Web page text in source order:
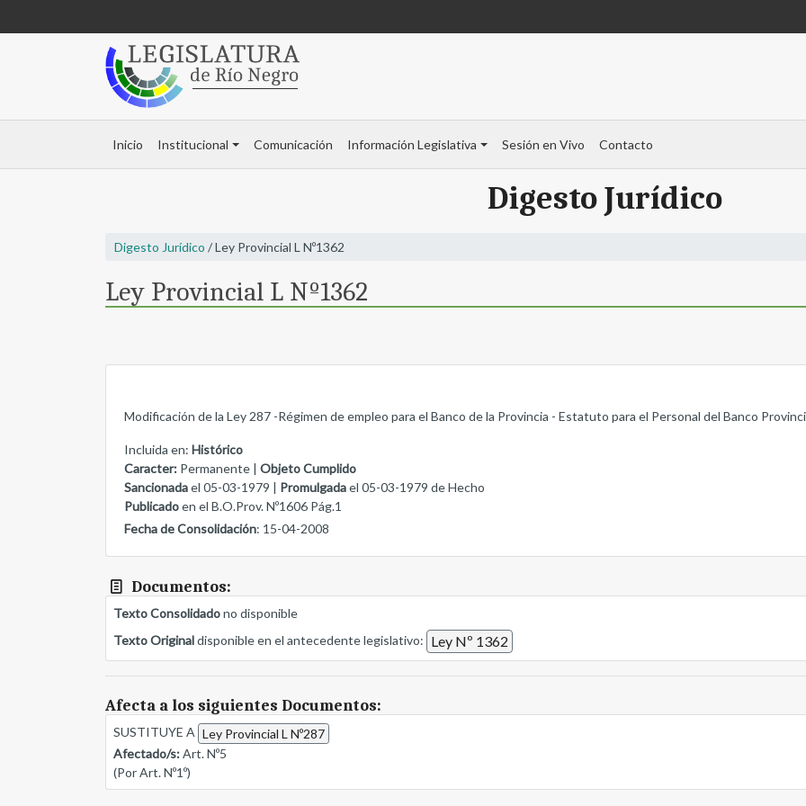
Inicio Institucional Comunicación Información Legislativa Sesión en Vivo Contacto
Digesto Jurídico
Digesto Jurídico / Ley Provincial L Nº1362
Ley Provincial L Nº1362
Modificación de la Ley 287 -Régimen de empleo para el Banco de la Provincia - Estatuto para el Personal del Banco
Incluida en: Histórico
Caracter: Permanente | Objeto Cumplido
Sancionadael 05-03-1979 | Promulgadael 05-03-1979 de Hecho
Publicadoen el B.O.Prov. Nº1606 Pág.1
Fecha de Consolidación: 15-04-2008
Documentos:
Texto Consolidadono disponible
Texto Originaldisponible en el antecedente legislativo: Ley Nº 1362
Afecta a los siguientes Documentos:
SUSTITUYE A Ley Provincial L Nº287
Afectado/s:Art. Nº5
(Por Art. Nº1º)